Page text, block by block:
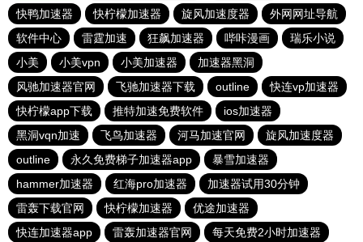
快鸭加速器
快柠檬加速器 旋风加速度器
外网网址导航
软件中心
雷霆加速 狂飙加速器 哔咔漫画
瑞乐小说
小美
小美vpn 小美加速器
加速器黑洞
风驰加速器官网
飞驰加速器下载 outline
快连vp加速器
快柠檬app下载
推特加速免费软件
ios加速器
黑洞vqn加速
飞鸟加速器 河马加速官网
旋风加速度器
outline
永久免费梯子加速器app
暴雪加速器
hammer加速器
红海pro加速器
加速器试用30分钟
雷轰下载官网
快柠檬加速器
优途加速器
快连加速器app
雷轰加速器官网 每天免费2小时加速器